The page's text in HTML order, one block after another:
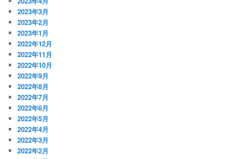
2023年3月
2023年2月
2023年1月
2022年12月
2022年11月
2022年10月
2022年9月
2022年8月
2022年7月
2022年6月
2022年5月
2022年4月
2022年3月
2022年2月